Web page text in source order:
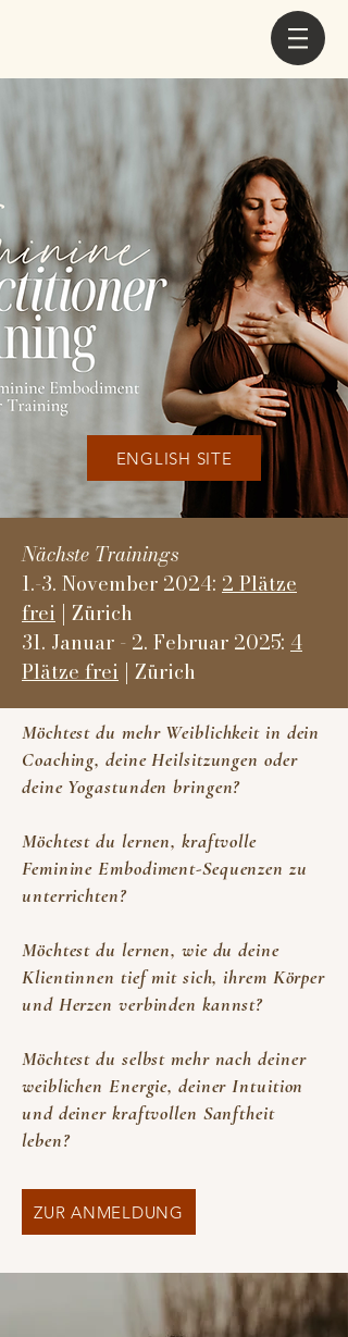
ENGLISH SITE
Nächste Trainings
1.-3. November 2024: 2 Plätze
frei | Zürich
31. Januar - 2. Februar 2025: 4
Plätze frei | Zürich
Möchtest du mehr Weiblichkeit in dein
Coaching, deine Heilsitzungen oder
deine Yogastunden bringen?
Möchtest du lernen, kraftvolle
Feminine Embodiment-Sequenzen zu
unterrichten?
Möchtest du lernen, wie du deine
Klientinnen tief mit sich, ihrem Körper
und Herzen verbinden kannst?
Möchtest du selbst mehr nach deiner
weiblichen Energie, deiner Intuition
und deiner kraftvollen Sanftheit
leben?​
ZUR ANMELDUNG